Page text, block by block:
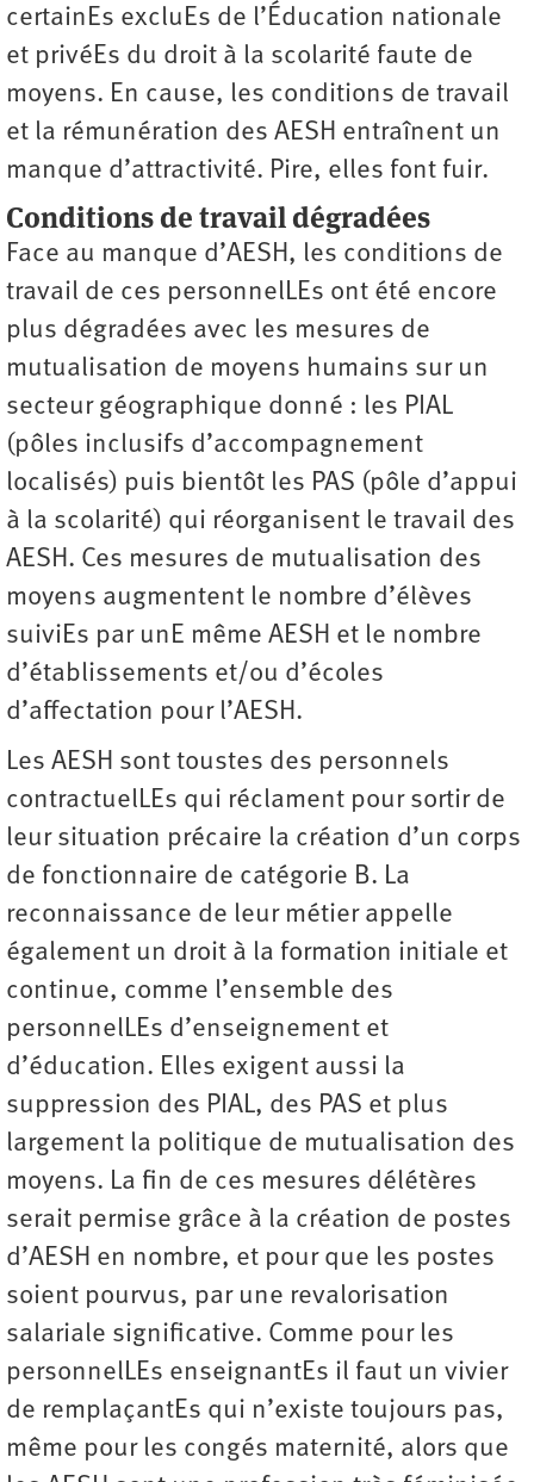
certainEs excluEs de l’Éducation nationale
et privéEs du droit à la scolarité faute de
moyens. En cause, les conditions de travail
et la rémunération des AESH entraînent un
manque ­d’attractivité. Pire, elles font fuir.
Conditions de travail dégradées
Face au manque d’AESH, les conditions de
travail de ces personnelLEs ont été encore
plus dégradées avec les mesures de
mutualisation de moyens humains sur un
secteur géographique donné : les PIAL
(pôles inclusifs d’accompagnement
localisés) puis bientôt les PAS (pôle d’appui
à la scolarité) qui réorganisent le travail des
AESH. Ces mesures de mutualisation des
moyens augmentent le nombre d’élèves
suiviEs par unE même AESH et le nombre
d’établissements et/ou d’écoles
d’affectation pour l’AESH.
Les AESH sont toustes des personnels
contractuelLEs qui réclament pour sortir de
leur situation précaire la création d’un corps
de fonctionnaire de catégorie B. La
reconnaissance de leur métier appelle
également un droit à la formation initiale et
continue, comme l’ensemble des
personnelLEs d’enseignement et
d’éducation. Elles exigent aussi la
suppression des PIAL, des PAS et plus
largement la politique de mutualisation des
moyens. La fin de ces mesures délétères
serait permise grâce à la création de postes
d’AESH en nombre, et pour que les postes
soient pourvus, par une revalorisation
salariale significative. Comme pour les
personnelLEs enseignantEs il faut un vivier
de remplaçantEs qui n’existe toujours pas,
même pour les congés maternité, alors que